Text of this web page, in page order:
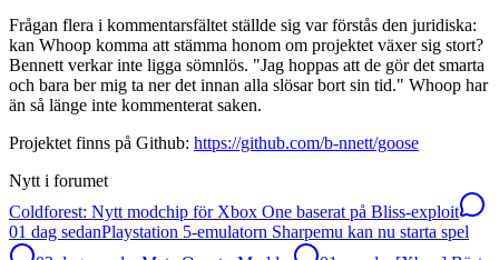
Frågan flera i kommentarsfältet ställde sig var förstås den juridiska:
kan Whoop komma att stämma honom om projektet växer sig stort?
Bennett verkar inte ligga sömnlös. "Jag hoppas att de gör det smarta
och bara ber mig ta ner det innan alla slösar bort sin tid." Whoop har
än så länge inte kommenterat saken.
Projektet finns på Github: https://github.com/b-nnett/goose
Nytt i forumet
Coldforest: Nytt modchip för Xbox One baserat på Bliss-exploit
01 dag sedanPlaystation 5-emulatorn Sharpemu kan nu starta spel